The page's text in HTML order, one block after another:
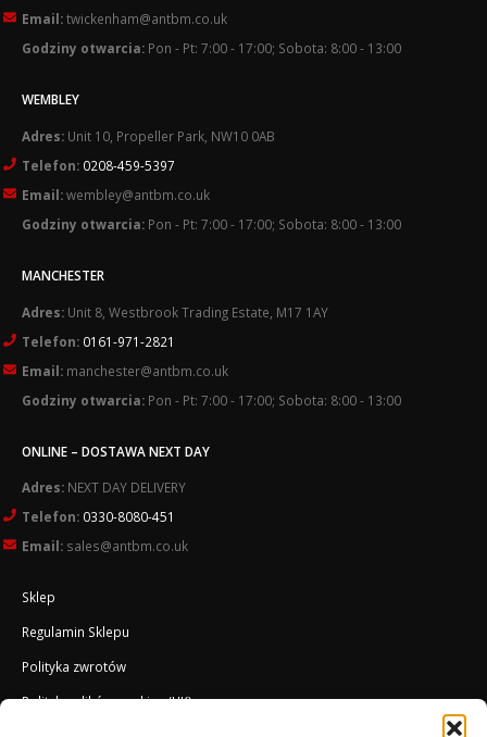
Email:twickenham@antbm.co.uk
Godziny otwarcia: Pon - Pt: 7:00 - 17:00; Sobota: 8:00 - 13:00
WEMBLEY
Adres: Unit 10, Propeller Park, NW10 0AB
Telefon: 0208-459-5397
Email:wembley@antbm.co.uk
Godziny otwarcia: Pon - Pt: 7:00 - 17:00; Sobota: 8:00 - 13:00
MANCHESTER
Adres: Unit 8, Westbrook Trading Estate, M17 1AY
Telefon: 0161-971-2821
Email: manchester@antbm.co.uk
Godziny otwarcia: Pon - Pt: 7:00 - 17:00; Sobota: 8:00 - 13:00
ONLINE – DOSTAWA NEXT DAY
Adres: NEXT DAY DELIVERY
Telefon: 0330-8080-451
Email: sales@antbm.co.uk
Sklep
Regulamin Sklepu
Polityka zwrotów
Polityka plików cookies (UK)